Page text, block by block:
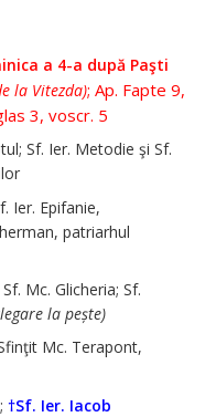
a 4-a după Paşti
la Vitezda); Ap. Fapte 9,
3, voscr. 5
Sf. Ier. Metodie şi Sf.
Ier. Epifanie,
patriarhul
Sf. Mc. Glicheria; Sf.
la pește)
Mc. Terapont,
†Sf. Ier. Iacob